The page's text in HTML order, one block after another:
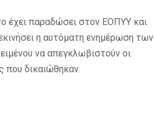
έχει παραδώσει στον ΕΟΠΥΥ και
η αυτόματη ενημέρωση των
να απεγκλωβιστούν οι
που δικαιώθηκαν.